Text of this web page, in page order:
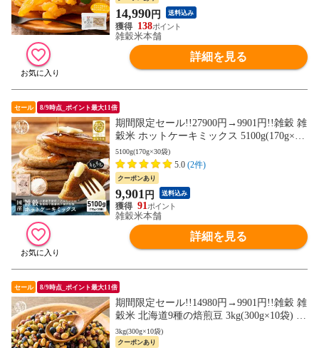
フト スイーツ 当店のイチオシ チャック付
き 送料無料
14,990円 送料込み
138
雑穀米本舗
詳細を見る
セール 8/9時点_ポイント最大11倍
期間限定セール!!27900円→9901円!!雑穀 雑
穀米 ホットケーキミックス 5100g(170g×30
袋) 送料無料 お試し 使用用途は無限大 安
心の国産原料＆国内加工 パン作り スウィ
ーツ作り パウダー[粉]
5100g(170g×30袋)
5.0 (2件)
クーポンあり
9,901 円 送料込み
91
雑穀米本舗
詳細を見る
セール 8/9時点_ポイント最大11倍
期間限定セール!!14980円→9901円!!雑穀 雑
穀米 北海道9種の焙煎豆 3kg(300g×10袋) 国
産豆使用 煎豆 スイーツ 雑穀スイーツ ナッ
ツ ダイエットスイーツ 健康スイーツ(個包
3kg(300g×10袋)
クーポンあり